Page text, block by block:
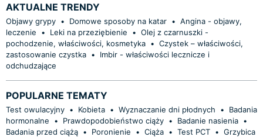
AKTUALNE TRENDY
Objawy grypy • Domowe sposoby na katar • Angina - objawy,
leczenie
• Leki na przeziębienie • Olej z czarnuszki -
pochodzenie, właściwości, kosmetyka • Czystek – właściwości,
zastosowanie czystka •
Imbir - właściwości lecznicze i
odchudzające
POPULARNE TEMATY
Test owulacyjny • Kobieta • Wyznaczanie dni płodnych •
Badania
hormonalne
• Prawdopodobieństwo ciąży • Badanie nasienia •
Badania przed ciążą • Poronienie • Ciąża • Test PCT • Grzybica